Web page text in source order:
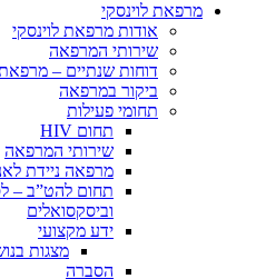
מרפאת לוינסקי
אודות מרפאת לוינסקי
שירותי המרפאה
דוחות שנתיים – מרפאת
ביקור במרפאה
תחומי פעילות
תחום HIV
שירותי המרפאה
מרפאה ניידת
תחום להט”ב –
וביסקסואלים
ידע מקצועי
מצגות
הסברה